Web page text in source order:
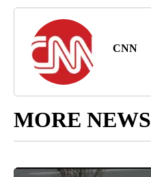
CNN
MORE NEWS